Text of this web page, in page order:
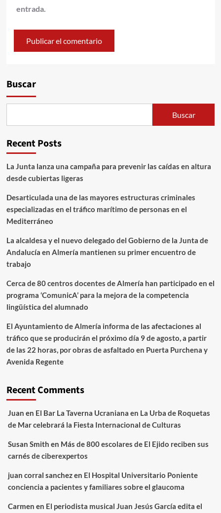
entrada.
Buscar
Buscar
Recent Posts
La Junta lanza una campaña para prevenir las caídas en altura
desde cubiertas ligeras
Desarticulada una de las mayores estructuras criminales
especializadas en el tráfico marítimo de personas en el
Mediterráneo
La alcaldesa y el nuevo delegado del Gobierno de la Junta de
Andalucía en Almería mantienen su primer encuentro de
trabajo
Cerca de 80 centros docentes de Almería han participado en el
programa ‘ComunicA’ para la mejora de la competencia
lingüística del alumnado
El Ayuntamiento de Almería informa de las afectaciones al
tráfico que se producirán el próximo día 9 de agosto, a partir
de las 22 horas, por obras de asfaltado en Puerta Purchena y
Avenida Regente
Recent Comments
Juan en El Bar La Taverna Ucraniana en La Urba de Roquetas
de Mar celebrará la Fiesta Internacional de Culturas
Susan Smith en Más de 800 escolares de El Ejido reciben sus
carnés de ciberexpertos
juan corral sanchezen El Hospital Universitario Poniente
conciencia a pacientes y familiares sobre el glaucoma
Carmen en El periodista musical Juan Jesús García edita el